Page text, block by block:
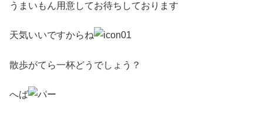
うまいもん用意してお待ちしております
天気いいですからね
散歩がてら一杯どうでしょう？
へば